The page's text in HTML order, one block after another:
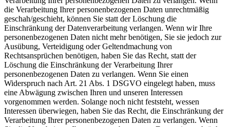
die Verarbeitung Ihrer personenbezogenen Daten unrechtmäßig
geschah/geschieht, können Sie statt der Löschung die
Einschränkung der Datenverarbeitung verlangen. Wenn wir Ihre
personenbezogenen Daten nicht mehr benötigen, Sie sie jedoch zur
Ausübung, Verteidigung oder Geltendmachung von
Rechtsansprüchen benötigen, haben Sie das Recht, statt der
Löschung die Einschränkung der Verarbeitung Ihrer
personenbezogenen Daten zu verlangen. Wenn Sie einen
Widerspruch nach Art. 21 Abs. 1 DSGVO eingelegt haben, muss
eine Abwägung zwischen Ihren und unseren Interessen
vorgenommen werden. Solange noch nicht feststeht, wessen
Interessen überwiegen, haben Sie das Recht, die Einschränkung der
Verarbeitung Ihrer personenbezogenen Daten zu verlangen. Wenn